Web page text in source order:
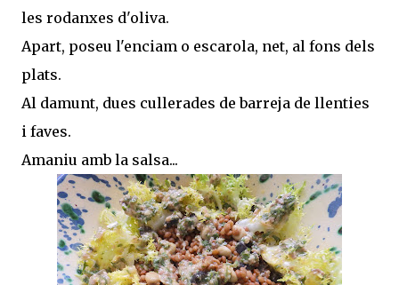
les rodanxes d'oliva.
Apart, poseu l'enciam o escarola, net, al fons dels
plats.
Al damunt, dues cullerades de barreja de llenties
i faves.
Amaniu amb la salsa...